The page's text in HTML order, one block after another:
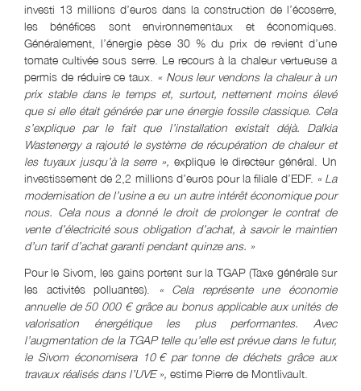
investi 13 millions d’euros dans la construction de l’écoserre,
les bénéfices sont environnementaux et économiques.
Généralement, l’énergie pèse 30 % du prix de revient d’une
tomate cultivée sous serre. Le recours à la chaleur vertueuse a
permis de réduire ce taux. « Nous leur vendons la chaleur à un
prix stable dans le temps et, surtout, nettement moins élevé
que si elle était générée par une énergie fossile classique. Cela
s’explique par le fait que l’installation existait déjà. Dalkia
Wastenergy a rajouté le système de récupération de chaleur et
les tuyaux jusqu’à la serre », explique le directeur général. Un
investissement de 2,2 millions d’euros pour la filiale d’EDF. « La
modernisation de l’usine a eu un autre intérêt économique pour
nous. Cela nous a donné le droit de prolonger le contrat de
vente d’électricité sous obligation d’achat, à savoir le maintien
d’un tarif d’achat garanti pendant quinze ans. »
Pour le Sivom, les gains portent sur la TGAP (Taxe générale sur
les activités polluantes). « Cela représente une économie
annuelle de 50 000 € grâce au bonus applicable aux unités de
valorisation énergétique les plus performantes. Avec
l’augmentation de la TGAP telle qu’elle est prévue dans le futur,
le Sivom économisera 10. € par tonne de déchets grâce aux
travaux réalisés dans l’UVE », estime Pierre de Montlivault.